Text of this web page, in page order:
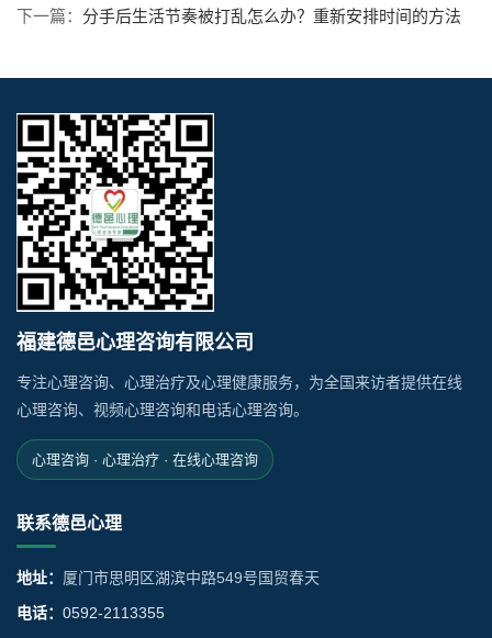
下一篇： 分手后生活节奏被打乱怎么办？重新安排时间的方法
福建德邑心理咨询有限公司
专注心理咨询、心理治疗及心理健康服务，为全国来访者提供在线
心理咨询、视频心理咨询和电话心理咨询。
心理咨询 · 心理治疗 · 在线心理咨询
联系德邑心理
地址： 厦门市思明区湖滨中路549号国贸春天
电话： 0592-2113355